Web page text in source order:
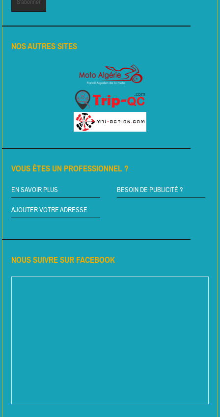
NOS AUTRES SITES
VOUS ÊTES UN PROFESSIONNEL ?
EN SAVOIR PLUS BESOIN DE PUBLICITÉ ?
AJOUTER VOTRE ADRESSE
NOUS SUIVRE SUR FACEBOOK